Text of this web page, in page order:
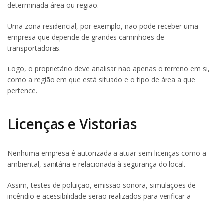
determinada área ou região.
Uma zona residencial, por exemplo, não pode receber uma
empresa que depende de grandes caminhões de
transportadoras.
Logo, o proprietário deve analisar não apenas o terreno em si,
como a região em que está situado e o tipo de área a que
pertence.
Licenças e Vistorias
Nenhuma empresa é autorizada a atuar sem licenças como a
ambiental, sanitária e relacionada à segurança do local.
Assim, testes de poluição, emissão sonora, simulações de
incêndio e acessibilidade serão realizados para verificar a